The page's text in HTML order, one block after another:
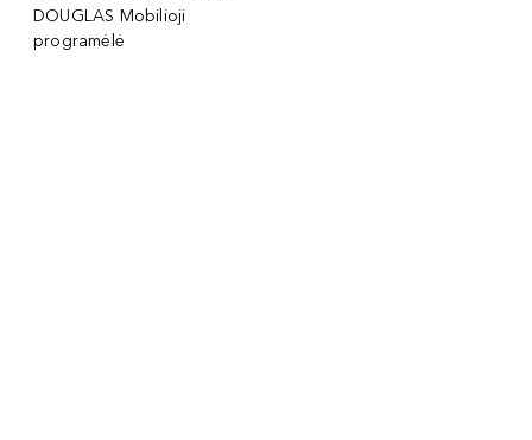
DOUGLAS Mobilioji
programėlė